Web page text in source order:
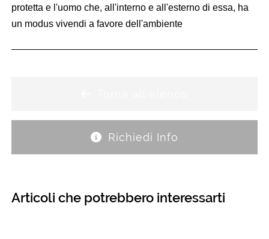
protetta e l'uomo che, all'interno e all'esterno di essa, ha
un modus vivendi a favore dell'ambiente
Richiedi Info
Articoli che potrebbero interessarti